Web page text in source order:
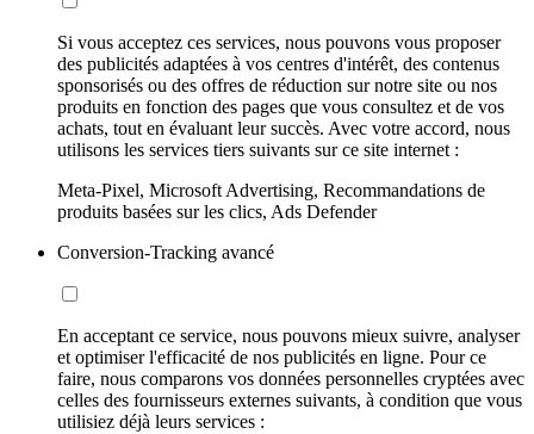
Si vous acceptez ces services, nous pouvons vous proposer
des publicités adaptées à vos centres d'intérêt, des contenus
sponsorisés ou des offres de réduction sur notre site ou nos
produits en fonction des pages que vous consultez et de vos
achats, tout en évaluant leur succès. Avec votre accord, nous
utilisons les services tiers suivants sur ce site internet :
Meta-Pixel, Microsoft Advertising, Recommandations de
produits basées sur les clics, Ads Defender
Conversion-Tracking avancé
En acceptant ce service, nous pouvons mieux suivre, analyser
et optimiser l'efficacité de nos publicités en ligne. Pour ce
faire, nous comparons vos données personnelles cryptées avec
celles des fournisseurs externes suivants, à condition que vous
utilisiez déjà leurs services :